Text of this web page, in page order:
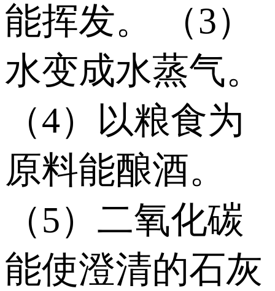
能挥发。 （3）
水变成水蒸气。
（4）以粮食为
原料能酿酒。
（5）二氧化碳
能使澄清的石灰